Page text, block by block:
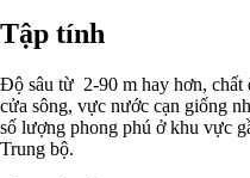
Tập tính
Độ sâu từ 2-90 m hay hơn, chất
cửa sông, vực nước cạn giống
số lượng phong phú ở khu vực
Trung bộ.